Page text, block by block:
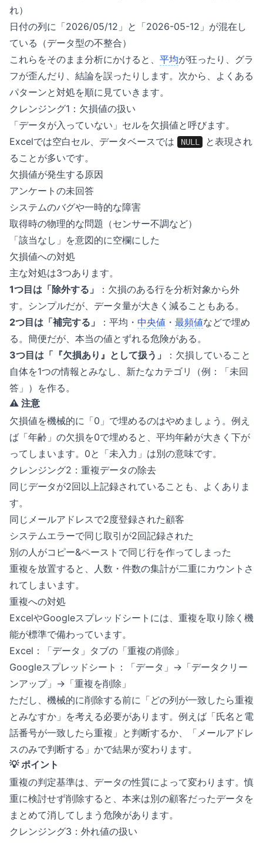
れ）
日付の列に「2026/05/12」と「2026-05-12」が混在し
ている（データ型の不整合）
これらをそのまま分析にかけると、 平均が狂ったり、グラ
フが歪んだり、結論を誤ったりします。次から、よくある
パターンと対処を順に見ていきます。
クレンジング1：欠損値の扱い
「データが入っていない」セルを欠損値と呼びます。
Excelでは空白セル、データベースでは
NULL
と表現され
ることが多いです。
欠損値が発生する原因
アンケートの未回答
システムのバグや一時的な障害
取得時の物理的な問題（センサー不調など）
「該当なし」を意図的に空欄にした
欠損値への対処
主な対処は3つあります。
1つ目は「除外する」
：欠損のある行を分析対象から外
す。シンプルだが、データ量が大きく減ることもある。
2つ目は「補完する」
：平均・ 中央値 ・ 最頻値などで埋め
る。簡便だが、本当の値とずれる危険がある。
3つ目は「『欠損あり』として扱う」
：欠損していること
自体を1つの情報とみなし、新たなカテゴリ（例：「未回
答」）を作る。
⚠️ 注意
欠損値を機械的に「0」で埋めるのはやめましょう。例え
ば「年齢」の欠損を0で埋めると、平均年齢が大きく下が
ってしまいます。0と「未入力」は別の意味です。
クレンジング2：重複データの除去
同じデータが2回以上記録されていることも、よくありま
す。
同じメールアドレスで2度登録された顧客
システムエラーで同じ取引が2回記録された
別の人がコピー&ペーストで同じ行を作ってしまった
重複を放置すると、人数・件数の集計が二重にカウントさ
れてしまいます。
重複への対処
ExcelやGoogleスプレッドシートには、重複を取り除く機
能が標準で備わっています。
Excel：「データ」タブの「重複の削除」
Googleスプレッドシート：「データ」→「データクリー
ンアップ」→「重複を削除」
ただし、機械的に削除する前に「どの列が一致したら重複
とみなすか」を考える必要があります。例えば「氏名と電
話番号が一致したら重複」と判断するか、「メールアドレ
スのみで判断する」かで結果が変わります。
💡 ポイント
重複の判定基準は、データの性質によって変わります。慎
重に検討せず削除すると、本来は別の顧客だったデータを
まとめて消してしまう危険があります。
クレンジング3：外れ値の扱い